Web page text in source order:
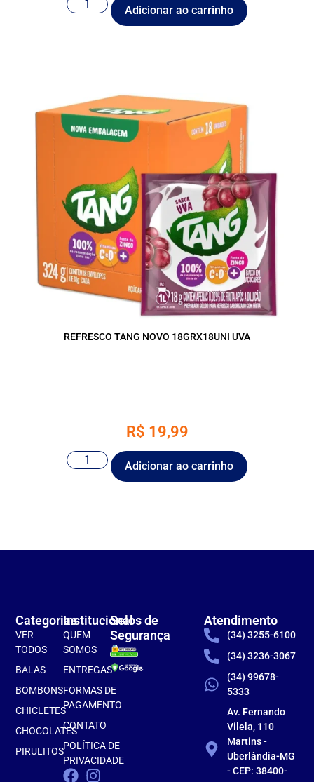
Adicionar ao carrinho
REFRESCO TANG NOVO 18GRX18UNI UVA
R$ 19,99
Adicionar ao carrinho
Institucional
QUEM
SOMOS
ENTREGAS
FORMAS DE
PAGAMENTO
CONTATO
POLÍTICA DE
PRIVACIDADE
Categorias
VER
TODOS
BALAS
BOMBONS
CHICLETES
CHOCOLATES
PIRULITOS
Atendimento
(34) 3255-6100
(34) 3236-3067
(34) 99678-
5333
Av. Fernando
Vilela, 110
Martins -
Uberlândia-MG
- CEP: 38400-
Selos de
Segurança